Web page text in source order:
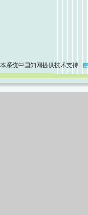
本系统中国知网提供技术支持